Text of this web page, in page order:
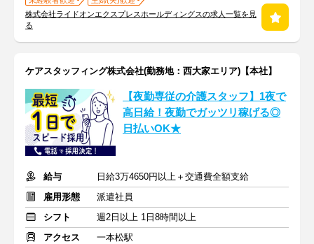
株式会社ライドオンエクスプレスホールディングスの求人一覧を見
る
ケアスタッフィング株式会社(勤務地：西大家エリア)【本社】
【夜勤専従の介護スタッフ】1夜で
高日給！夜勤でガッツリ稼げる◎
日払いOK★
給与
日給3万4650円以上＋交通費全額支給
雇用形態
派遣社員
シフト
週2日以上 1日8時間以上
アクセス
一本松駅